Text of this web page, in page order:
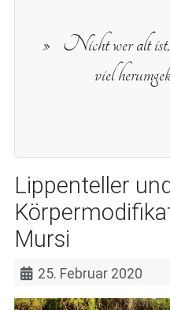
Nicht wer alt ist,
viel
Lippenteller
Mursi
25. Februar 2020